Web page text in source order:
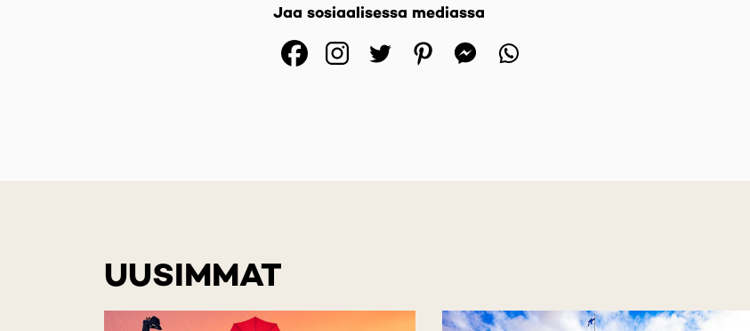
Jaa sosiaalisessa mediassa
(opens in a new tab)
(opens in a new tab)
(opens in a new tab)
(opens in a new tab)
UUSIMMAT